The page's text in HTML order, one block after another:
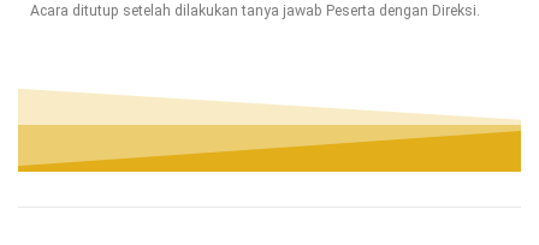
Acara ditutup setelah dilakukan tanya jawab Peserta dengan Direksi.